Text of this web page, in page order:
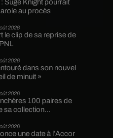
Suge Knight pourrait
au procès
2026
le clip de sa reprise de
PNL
2026
dans son nouvel
de minuit »
2026
100 paires de
sa collection...
2026
une date à l’Accor